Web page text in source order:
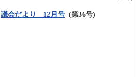
議会だより 12月号 (第36号)